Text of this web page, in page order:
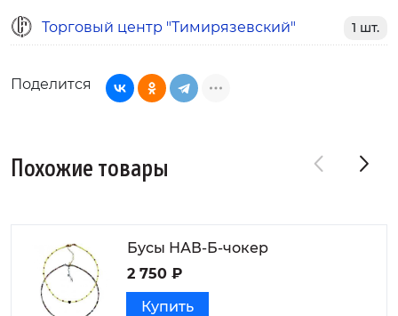
Торговый центр "Тимирязевский" 1 шт.
Поделится
Похожие товары
Бусы НАВ-Б-чокер
2 750 ₽
Купить